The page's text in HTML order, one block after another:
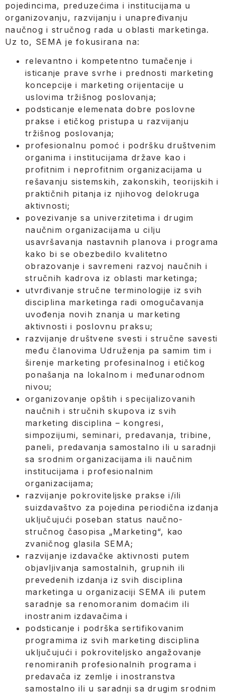
pojedincima, preduzećima i institucijama u
organizovanju, razvijanju i unapređivanju
naučnog i stručnog rada u oblasti marketinga.
Uz to, SEMA je fokusirana na:
relevantno i kompetentno tumačenje i
isticanje prave svrhe i prednosti marketing
koncepcije i marketing orijentacije u
uslovima tržišnog poslovanja;
podsticanje elemenata dobre poslovne
prakse i etičkog pristupa u razvijanju
tržišnog poslovanja;
profesionalnu pomoć i podršku društvenim
organima i institucijama države kao i
profitnim i neprofitnim organizacijama u
rešavanju sistemskih, zakonskih, teorijskih i
praktičnih pitanja iz njihovog delokruga
aktivnosti;
povezivanje sa univerzitetima i drugim
naučnim organizacijama u cilju
usavršavanja nastavnih planova i programa
kako bi se obezbedilo kvalitetno
obrazovanje i savremeni razvoj naučnih i
stručnih kadrova iz oblasti marketinga;
utvrđivanje stručne terminologije iz svih
disciplina marketinga radi omogučavanja
uvođenja novih znanja u marketing
aktivnosti i poslovnu praksu;
razvijanje društvene svesti i stručne savesti
među članovima Udruženja pa samim tim i
širenje marketing profesinalnog i etičkog
ponašanja na lokalnom i međunarodnom
nivou;
organizovanje opštih i specijalizovanih
naučnih i stručnih skupova iz svih
marketing disciplina – kongresi,
simpozijumi, seminari, predavanja, tribine,
paneli, predavanja samostalno ili u saradnji
sa srodnim organizacijama ili naučnim
institucijama i profesionalnim
organizacijama;
razvijanje pokroviteljske prakse i/ili
suizdavaštvo za pojedina periodična izdanja
uključujući poseban status naučno-
stručnog časopisa „Marketing“, kao
zvaničnog glasila SEMA;
razvijanje izdavačke aktivnosti putem
objavljivanja samostalnih, grupnih ili
prevedenih izdanja iz svih disciplina
marketinga u organizaciji SEMA ili putem
saradnje sa renomoranim domaćim ili
inostranim izdavačima i
podsticanje i podrška sertifikovanim
programima iz svih marketing disciplina
uključujući i pokroviteljsko angažovanje
renomiranih profesionalnih programa i
predavača iz zemlje i inostranstva
samostalno ili u saradnji sa drugim srodnim